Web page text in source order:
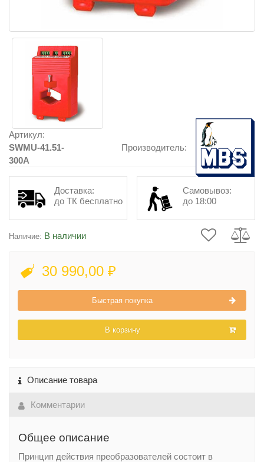
Артикул:
SWMU-41.51-
300A
Производитель:
Доставка:
до ТК бесплатно
Самовывоз:
до 18:00
Наличие: В наличии
30 990,00 ₽
Быстрая покупка
В корзину
Описание товара
Комментарии
Общее описание
Принцип действия преобразователей состоит в